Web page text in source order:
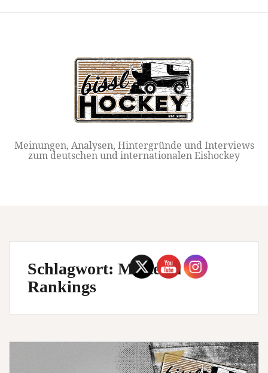
Meinungen, Analysen, Hintergründe und Interviews
zum deutschen und internationalen Eishockey
Schlagwort: Midterm
Rankings